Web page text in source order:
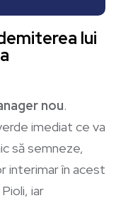
lui
nou.
imediat ce va
să semneze,
interimar în acest
iar